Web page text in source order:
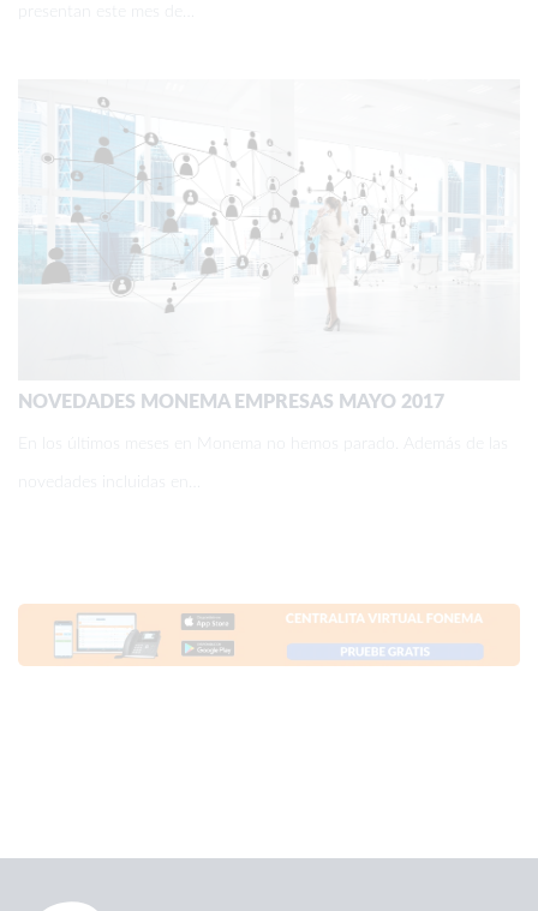
presentan este mes de…
NOVEDADES MONEMA EMPRESAS MAYO 2017
En los últimos meses en Monema no hemos parado. Además de las
novedades incluidas en…